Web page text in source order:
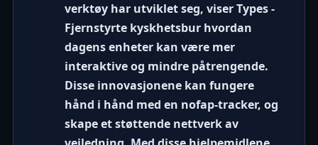
verktøy har utviklet seg, viserTypes -
Fjernstyrte kyskhetsburhvordan
dagens enheter kan være mer
interaktive og mindre påtrengende.
Disse innovasjonene kan fungere
hånd i hånd med en nofap-tracker, og
skape et støttende nettverk av